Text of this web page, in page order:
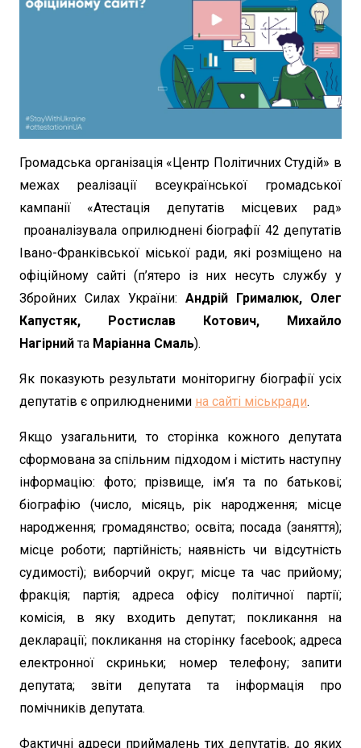
Громадська організація «Центр Політичних Студій» в
межах реалізації всеукраїнської громадської
кампанії «Атестація депутатів місцевих рад»
проаналізувала оприлюднені біографії 42 депутатів
Івано-Франківської міської ради, які розміщено на
офіційному сайті (п’ятеро із них несуть службу у
Збройних Силах України: Андрій Грималюк, Олег
Капустяк, Ростислав Котович, Михайло
Нагірнийта Маріанна Смаль).
Як показують результати моніторигну біографії усіх
депутатів є оприлюдненими на сайті міськради.
Якщо узагальнити, то сторінка кожного депутата
сформована за спільним підходом і містить наступну
інформацію: фото; прізвище, ім’я та по батькові;
біографію (число, місяць, рік народження; місце
народження; громадянство; освіта; посада (заняття);
місце роботи; партійність; наявність чи відсутність
судимості); виборчий округ; місце та час прийому;
фракція; партія; адреса офісу політичної партії;
комісія, в яку входить депутат; покликання на
декларації; покликання на сторінку facebook; адреса
електронної скриньки; номер телефону; запити
депутата; звіти депутата та інформація про
помічників депутата.
Фактичні адреси приймалень тих депутатів, до яких